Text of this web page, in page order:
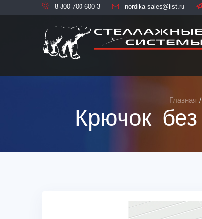
8-800-700-600-3 nordika-sales@list.ru
Главная
Крючок